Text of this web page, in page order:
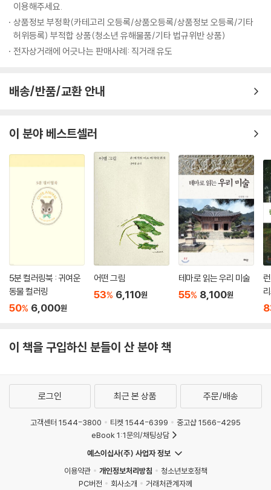
이용해주세요.
상품정보 부정확(카테고리 오등록/상품오등록/상품정보 오등록/기타
허위등록) 부적합 상품(청소년 유해물품/기타 법규위반 상품)
전자상거래에 어긋나는 판매사례: 직거래 유도
배송/반품/교환 안내
이 분야 베스트셀러
5분 컬러링북 : 귀여운
동물 컬러링
50% 6,000원
어떤 그림
53% 6,110원
테마로 읽는 우리 미술
55% 8,100원
이 책을 구입하신 분들이 산 분야 책
로그인 최근 본 상품 주문/배송
고객센터 1544-3800 티켓 1544-6399
중고샵 1566-4295
eBook 1:1문의/채팅상담
예스이십사(주) 사업자 정보
이용약관
개인정보처리방침
청소년보호정책
PC버전
회사소개 거래처관계자께